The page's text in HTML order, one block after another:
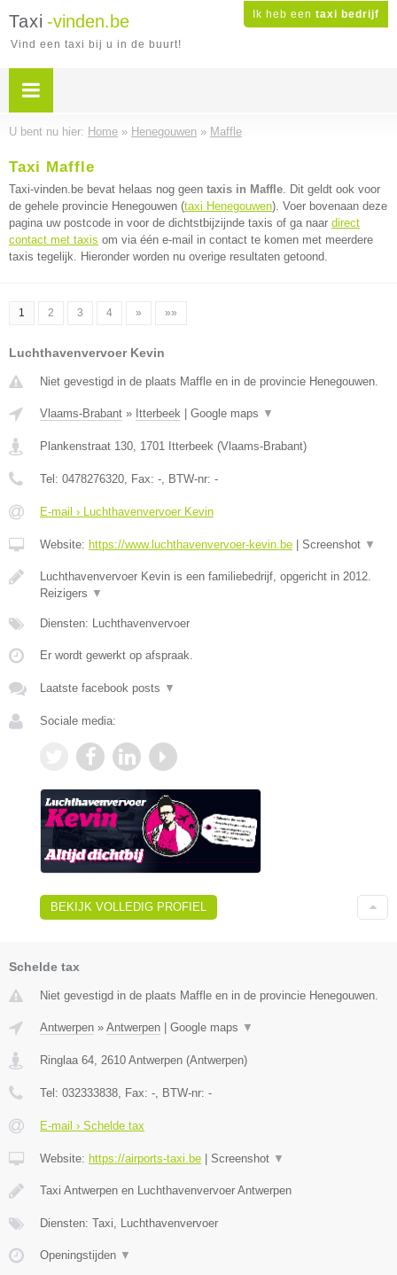
Ik heb een taxi bedrijf
Taxi -vinden.be
Vind een taxi bij u in de buurt!
U bent nu hier: Home » Henegouwen » Maffle
Taxi Maffle
Taxi-vinden.be bevat helaas nog geen taxis in Maffle. Dit geldt ook voor
de gehele provincie Henegouwen (taxi Henegouwen). Voer bovenaan deze
pagina uw postcode in voor de dichtstbijzijnde taxis of ga naar direct
contact met taxis om via één e-mail in contact te komen met meerdere
taxis tegelijk. Hieronder worden nu overige resultaten getoond.
1 2 3 4 » »»
Luchthavenvervoer Kevin
Niet gevestigd in de plaats Maffle en in de provincie Henegouwen.
Vlaams-Brabant » Itterbeek Google maps ▼
Plankenstraat 130, 1701 Itterbeek (Vlaams-Brabant)
Tel: 0478276320, Fax: -, BTW-nr: -
E-mail › Luchthavenvervoer Kevin
Website: https://www.luchthavenvervoer-kevin.be Screenshot ▼
Luchthavenvervoer Kevin is een familiebedrijf, opgericht in 2012.
Reizigers ▼
Diensten: Luchthavenvervoer
Er wordt gewerkt op afspraak.
Laatste facebook posts ▼
Sociale media:
BEKIJK VOLLEDIG PROFIEL
Schelde tax
Niet gevestigd in de plaats Maffle en in de provincie Henegouwen.
Antwerpen » Antwerpen Google maps ▼
Ringlaa 64, 2610 Antwerpen (Antwerpen)
Tel: 032333838, Fax: -, BTW-nr: -
E-mail › Schelde tax
Website: https://airports-taxi.be Screenshot ▼
Taxi Antwerpen en Luchthavenvervoer Antwerpen
Diensten: Taxi, Luchthavenvervoer
Openingstijden ▼